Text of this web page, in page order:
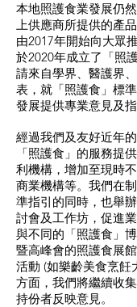
本地照護食業發展仍
上供應商所提供的產
由2017年開始向大眾
於2020年成立了「照
請來自學界、醫護界
表，就「照護食」標
發展提供專業意見及指
經過我們及友好近年
「照護食」的服務提
利機構，增加至現時
商業機構等。我們在
準指引的同時，也舉
討會及工作坊，促進
與不同的「照護食」
暨高峰會的照護食展
活動 (如樂齡美食烹飪
方面，我們將繼續收
持份者反映意見。